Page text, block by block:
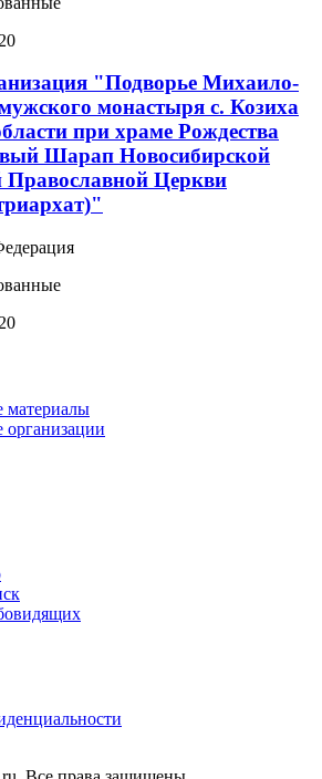
"Подворье Михаило-
монастыря с. Козиха
при храме Рождества
Шарап Новосибирской
Православной Церкви
материалы
организации